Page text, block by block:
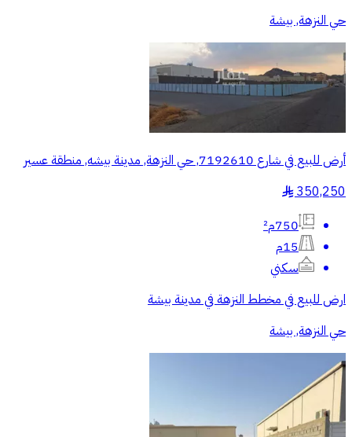
حي النزهة, بيشة
أرض للبيع في شارع 7192610, حي النزهة, مدينة بيشه, منطقة عسير
350,250
§
750م²
15م
سكني
ارض للبيع في مخطط النزهة في مدينة بيشة
حي النزهة, بيشة